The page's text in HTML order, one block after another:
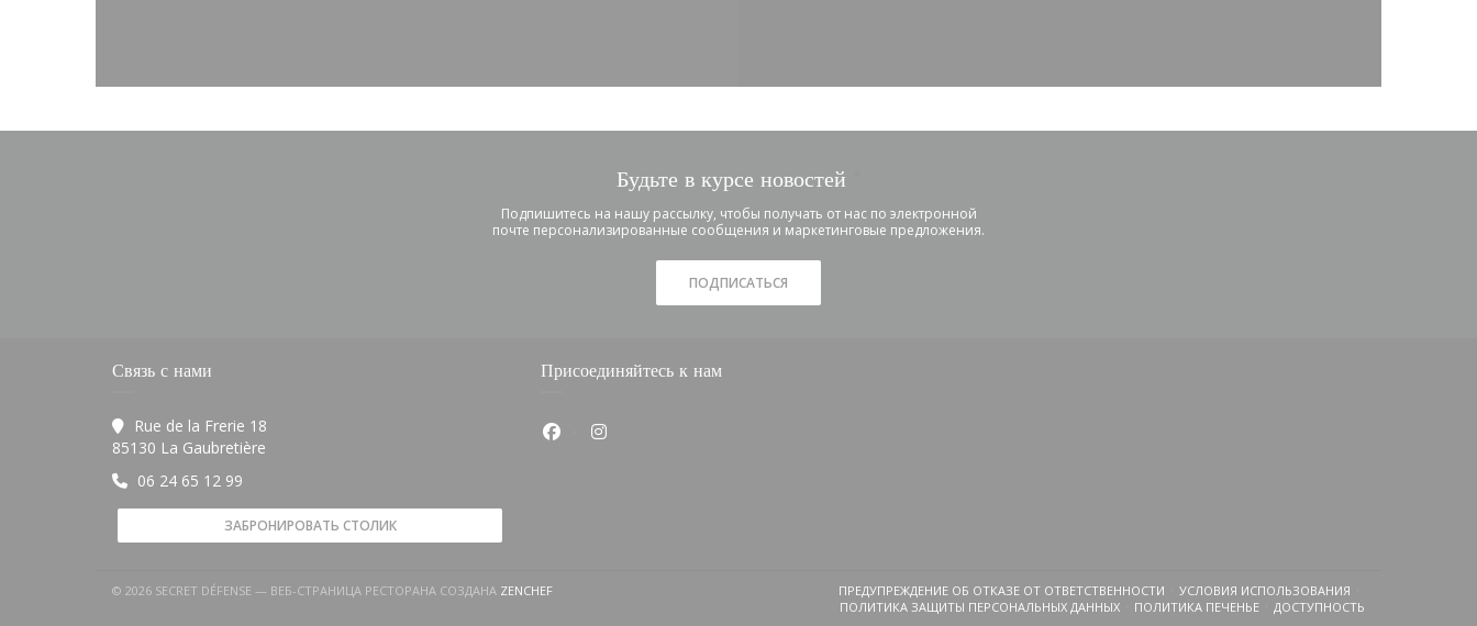
Будьте в курсе новостей
Подпишитесь на нашу рассылку, чтобы получать от нас по электронной
почте персонализированные сообщения и маркетинговые предложения.
ПОДПИСАТЬСЯ
Связь с нами
Rue de la Frerie 18
85130 La Gaubretière
06 24 65 12 99
ЗАБРОНИРОВАТЬ СТОЛИК
Присоединяйтесь к нам
Facebook ((открывается в новом окне))
Instagram ((открывается в новом окне))
© 2026 SECRET DÉFENSE — ВЕБ-СТРАНИЦА РЕСТОРАНА СОЗДАНА ZENCHEF((ОТКРЫВАЕТСЯ В НОВОМ ОКНЕ)) ПРЕДУПРЕЖДЕНИЕ ОБ ОТКАЗЕ ОТ ОТВЕТСТВЕННОСТИ
((ОТКРЫВАЕТСЯ В НОВОМ ОКНЕ))УСЛОВИЯ ИСПОЛЬЗОВАНИЯ((ОТКРЫВАЕТСЯ В НОВОМ ОКНЕ))
ПОЛИТИКА ЗАЩИТЫ ПЕРСОНАЛЬНЫХ ДАННЫХ
((ОТКРЫВАЕТСЯ В НОВОМ ОКНЕ))ПОЛИТИКА ПЕЧЕНЬЕ((ОТКРЫВАЕТСЯ В НОВОМ ОКНЕ))
ДОСТУПНОСТЬ((ОТКРЫВАЕТСЯ В НОВОМ